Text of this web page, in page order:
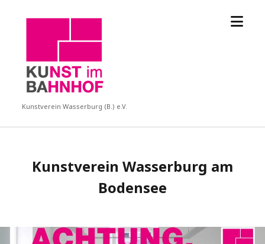
KUBA
Kunstverein Wasserburg (B.) e.V.
Menü
Kunstverein Wasserburg am
Bodensee